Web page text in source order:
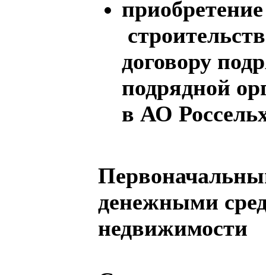
договору
подрядной
в АО
денежными
недвижимости